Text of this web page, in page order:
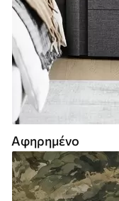
Αφηρημένο